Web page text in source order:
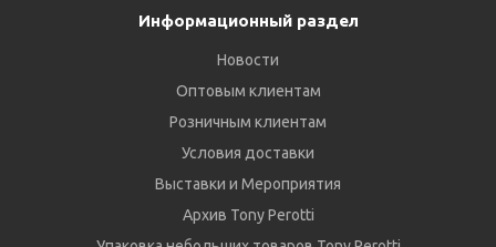
Информационный раздел
Новости
Оптовым клиентам
Розничным клиентам
Условия доставки
Выставки и Мероприятия
Архив Tony Perotti